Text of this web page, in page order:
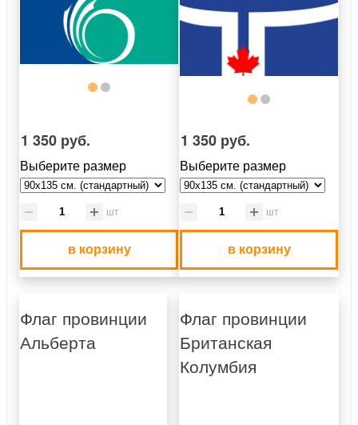
1 350 руб.
Выберите размер
шт
в корзину
1 350 руб.
Выберите размер
шт
в корзину
Флаг провинции
Альберта
Флаг провинции
Британская
Колумбия